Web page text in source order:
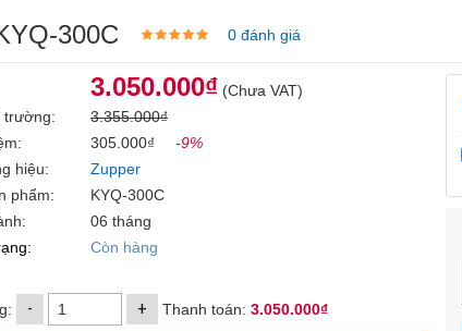
300C 0 đánh giá
3.050.000₫ (Chưa VAT)
trường:
3.355.000₫
305.000₫
-9%
hiệu:
Zupper
phẩm:
KYQ-300C
06 tháng
Còn hàng
- + Thanh toán: 3.050.000₫